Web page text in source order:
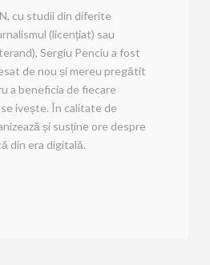
cu studii din diferite
(licențiat) sau
Sergiu Penciu a fost
de nou și mereu pregătit
a beneficia de fiecare
ivește. În calitate de
și susține ore despre
din era digitală.